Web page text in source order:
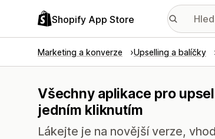
Shopify App Store
Marketing a konverze Upselling a balíčky
Všechny aplikace pro
jedním kliknutím
Lákejte je na novější verze,